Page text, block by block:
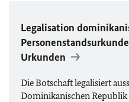
Legalisation
Urkunden
Die Botschaft legalisiert
Dominikanischen Republik